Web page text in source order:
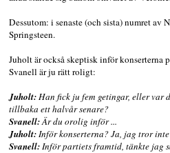
Dessutom: i senaste (och sista) numret
Springsteen.
Juholt är också skeptisk inför konserterna
Svanell är ju rätt roligt:
Juholt:Han fick ju fem getingar, eller var
tillbaka ett halvår senare?
Svanell:Är du orolig inför ...
Juholt:Inför konserterna? Ja, jag tror
Svanell:Inför partiets framtid, tänkte jag